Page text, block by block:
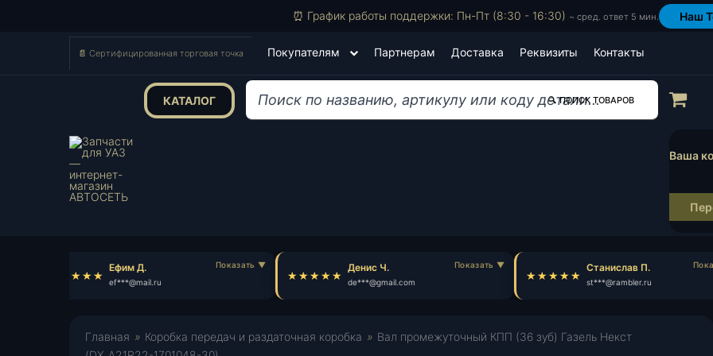
⏰ График работы поддержки: Пн-Пт (8:30 - 16:30) ~ сред. ответ 5 мин. Наш
📄 Сертифицированная торговая точка Покупателям Партнерам Доставка Реквизиты Контакты
КАТАЛОГ Поиск 🔍 ПОИСК ТОВАРОВ
Ваша
Ефим Д.
ef***@mail.ru
Денис Ч.
de***@gmail.com
Станислав П.
st***@rambler.ru
Главная » Коробка передач и раздаточная коробка » Вал промежуточный КПП (36 зуб) Газель Некст